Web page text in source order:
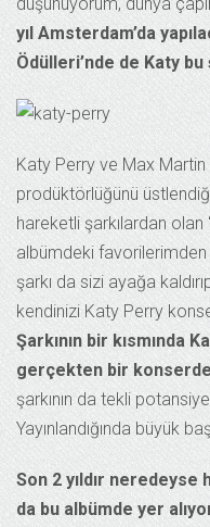
yıl Amsterdam’da
Ödülleri’nde de Katy
Katy Perry ve Max Martin
prodüktörlüğünü
hareketli şarkılardan olan
albümdeki favorilerimden
şarkı da sizi ayağa
kendinizi Katy Perry
Şarkının bir kısmında
gerçekten bir
şarkının da tekli
Yayınlandığında büyük
Son 2 yıldır neredeyse
da bu albümde yer